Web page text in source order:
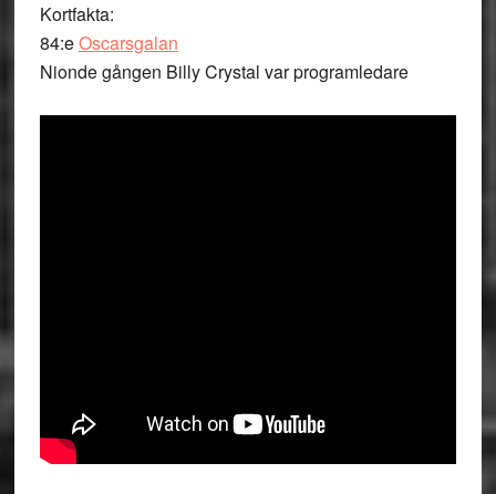
Kortfakta:
84:eOscarsgalan
Nionde gången Billy Crystal var programledare